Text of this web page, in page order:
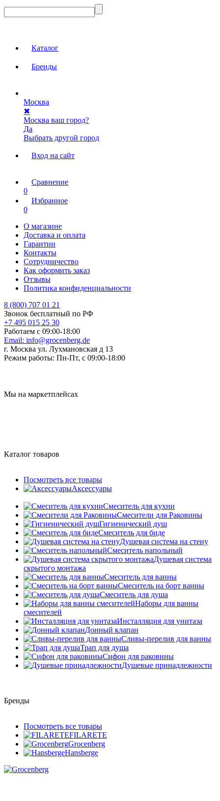
Каталог
Бренды
Москва
✖
Москва ваш город?
Да
Выбрать другой город
Вход на сайт
Сравнение
0
Избранное
0
О магазине
Доставка и оплата
Гарантии
Контакты
Сотрудничество
Как оформить заказ
Отзывы
Политика конфиденциальности
8 (800) 707 01 21
Звонок бесплатный по РФ
+7 495 015 25 30
Работаем с 09:00-18:00
Email: info@grocenberg.de
г. Москва ул. Лухмановская д 13
Режим работы: Пн-Пт, с 09:00-18:00
Мы на маркетплейсах
Каталог товаров
Посмотреть все товары
Аксессуары
Смеситель для кухни
Смесители для Раковины
Гигиенический душ
Смеситель для биде
Душевая система на стену
Смеситель напольный
Душевая система
скрытого монтажа
Смеситель для ванны
Смеситель на борт ванны
Смеситель для душа
Наборы для ванны
смесителей
Инсталляция для унитаза
Донный клапан
Cливы-перелив для ванны
Трап для душа
Сифон для раковины
Душевые принадлежности
Бренды
Посмотреть все товары
FILARETE
Grocenberg
Hansberge